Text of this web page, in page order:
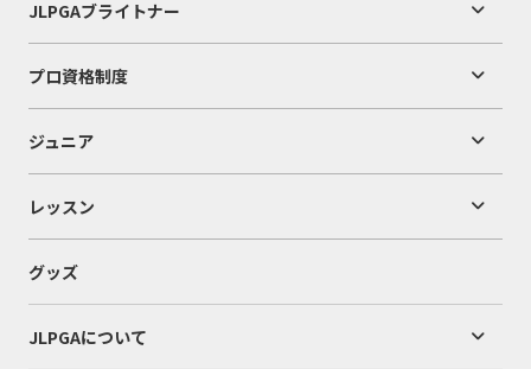
JLPGAブライトナー
プロ資格制度
ジュニア
レッスン
グッズ
JLPGAについて